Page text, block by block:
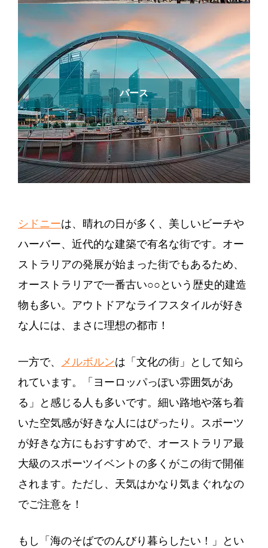
パース
シドニーは、晴れの日が多く、美しいビーチや
ハーバー、近代的な建築で有名な街です。オー
ストラリアの発展が始まった街でもあるため、
オーストラリアで一番古い○○という歴史的建造
物も多い。アウトドアなライフスタイルが好き
な人には、まさに理想の都市！
一方で、 メルボルンは「文化の街」として知ら
れています。「ヨーロッパっぽい雰囲気があ
る」と感じる人も多いです。細い路地や落ち着
いた空気感が好きな人にはぴったり。スポーツ
が好きな方にもおすすめで、オーストラリア最
大級のスポーツイベントの多くがこの街で開催
されます。ただし、天気はかなり気まぐれなの
でご注意を！
もし「海のそばでのんびり暮らしたい！」とい